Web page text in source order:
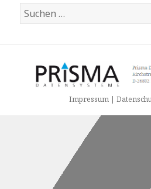
Suchen
nach:
Impressum |